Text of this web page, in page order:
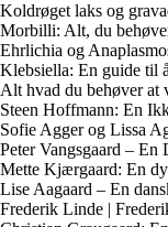
Koldrøget laks og
Morbilli: Alt, du
Ehrlichia og
Klebsiella: En guide til
Alt hvad du behøver at
Steen Hoffmann: En
Sofie Agger og Lissa
Peter Vangsgaard – En
Mette Kjærgaard: En
Lise Aagaard – En
Frederik Linde |